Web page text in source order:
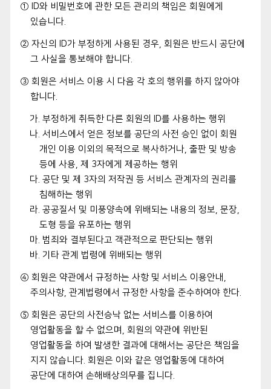
① ID와 비밀번호에 관한 모든 관리의 책임은 회원에게
있습니다.
② 자신의 ID가 부정하게 사용된 경우, 회원은 반드시 공단에
그 사실을 통보해야 합니다.
③ 회원은 서비스 이용 시 다음 각 호의 행위를 하지 않아야
합니다.
가. 부정하게 취득한 다른 회원의 ID를 사용하는 행위
나. 서비스에서 얻은 정보를 공단의 사전 승인 없이 회원
개인 이용 이외의 목적으로 복사하거나, 출판 및 방송
등에 사용, 제 3자에게 제공하는 행위
다. 공단 및 제 3자의 저작권 등 서비스 관계자의 권리를
침해하는 행위
라. 공공질서 및 미풍양속에 위배되는 내용의 정보, 문장,
도형 등을 유포하는 행위
마. 범죄와 결부된다고 객관적으로 판단되는 행위
바. 기타 관계 법령에 위배되는 행위
④ 회원은 약관에서 규정하는 사항 및 서비스 이용안내,
주의사항, 관계법령에서 규정한 사항을 준수하여야 한다.
⑤ 회원은 공단의 사전승낙 없는 서비스를 이용하여
영업활동을 할 수 없으며, 회원의 약관에 위반된
영업활동을 하여 발생한 결과에 대해서는 공단은 책임을
지지 않습니다. 회원은 이와 같은 영업활동에 대하여
공단에 대하여 손해배상의무를 집니다.